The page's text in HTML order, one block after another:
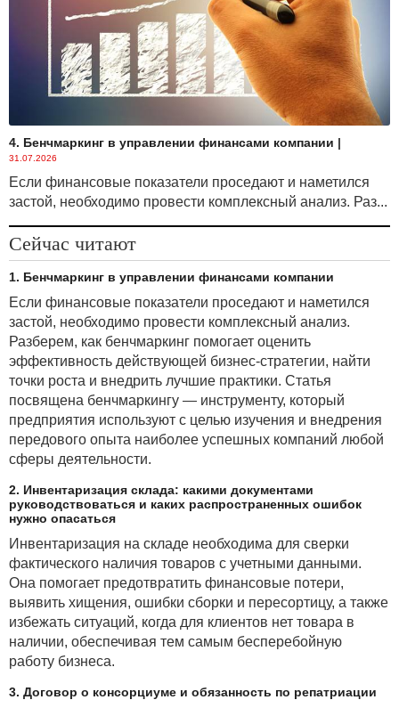
4. Бенчмаркинг в управлении финансами компании |
31.07.2026
Если финансовые показатели проседают и наметился
застой, необходимо провести комплексный анализ. Раз...
Сейчас читают
1. Бенчмаркинг в управлении финансами компании
Если финансовые показатели проседают и наметился
застой, необходимо провести комплексный анализ.
Разберем, как бенчмаркинг помогает оценить
эффективность действующей бизнес-стратегии, найти
точки роста и внедрить лучшие практики. Статья
посвящена бенчмаркингу — инструменту, который
предприятия используют с целью изучения и внедрения
передового опыта наиболее успешных компаний любой
сферы деятельности.
2. Инвентаризация склада: какими документами
руководствоваться и каких распространенных ошибок
нужно опасаться
Инвентаризация на складе необходима для сверки
фактического наличия товаров с учетными данными.
Она помогает предотвратить финансовые потери,
выявить хищения, ошибки сборки и пересортицу, а также
избежать ситуаций, когда для клиентов нет товара в
наличии, обеспечивая тем самым бесперебойную
работу бизнеса.
3. Договор о консорциуме и обязанность по репатриации